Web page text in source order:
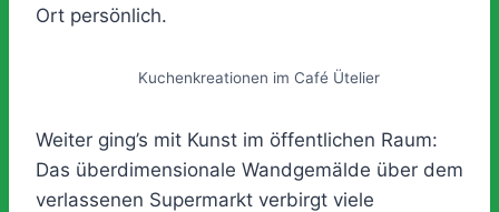
Ort persönlich.
Kuchenkreationen im Café Ütelier
Weiter ging’s mit Kunst im öffentlichen Raum:
Das überdimensionale Wandgemälde über dem
verlassenen Supermarkt verbirgt viele